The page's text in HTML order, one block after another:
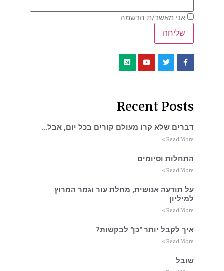
אני מאשר/ת הרשמה
Recent Posts
דברים שלא קרו מעולם קורים בכל יום, אבל…
Read More »
התחלות וסיומים
Read More »
על תודעה אנושית, מחלת עור וגמר המרוץ
למיליון
Read More »
איך לקבל יותר "כן" לבקשות?
Read More »
שובל